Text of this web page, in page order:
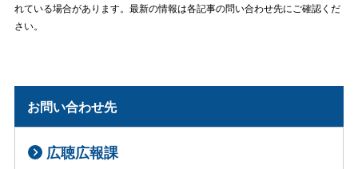
れている場合があります。最新の情報は各記事の問い合わせ先にご確認くだ
さい。
お問い合わせ先
広聴広報課